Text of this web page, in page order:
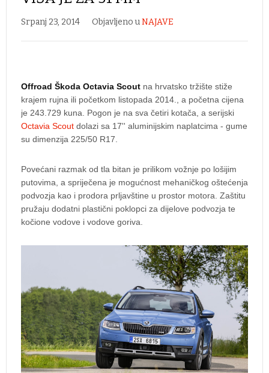
Srpanj 23, 2014 Objavljeno uNAJAVE
Offroad Škoda Octavia Scout na hrvatsko tržište stiže
krajem rujna ili početkom listopada 2014., a početna cijena
je 243.729 kuna. Pogon je na sva četiri kotača, a serijski
Octavia Scout dolazi sa 17'' aluminijskim naplatcima - gume
su dimenzija 225/50 R17.
Povećani razmak od tla bitan je prilikom vožnje po lošijim
putovima, a spriječena je mogućnost mehaničkog oštećenja
podvozja kao i prodora prljavštine u prostor motora. Zaštitu
pružaju dodatni plastični poklopci za dijelove podvozja te
kočione vodove i vodove goriva.